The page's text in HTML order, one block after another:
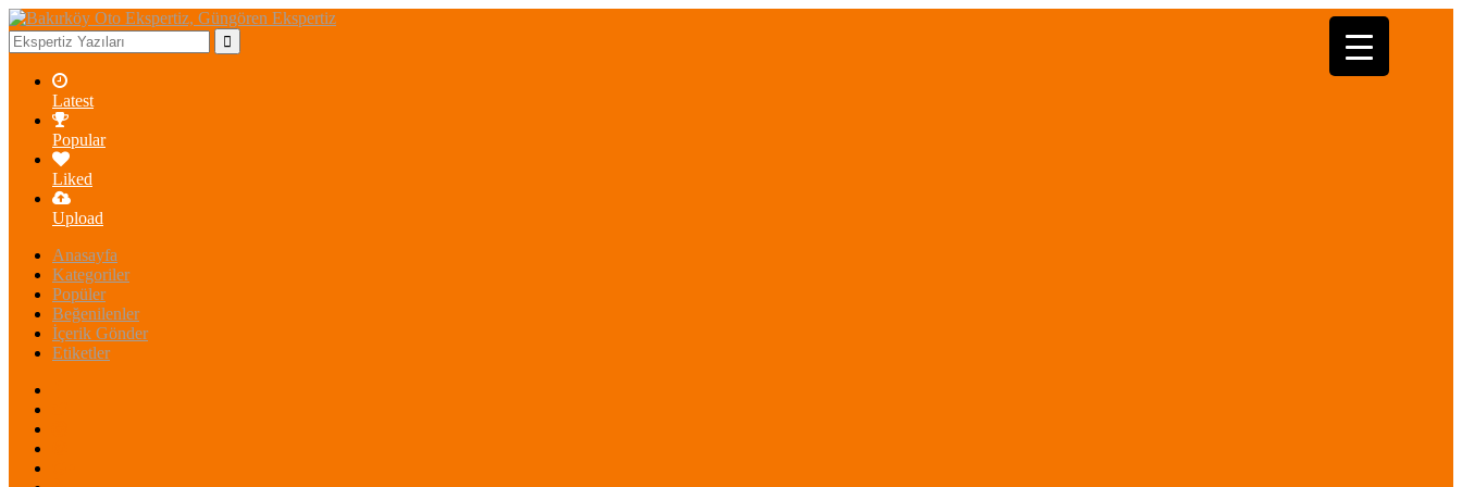
Latest
Popular
Liked
Upload
Anasayfa
Kategoriler
Popüler
Beğenilenler
İçerik Gönder
Etiketler